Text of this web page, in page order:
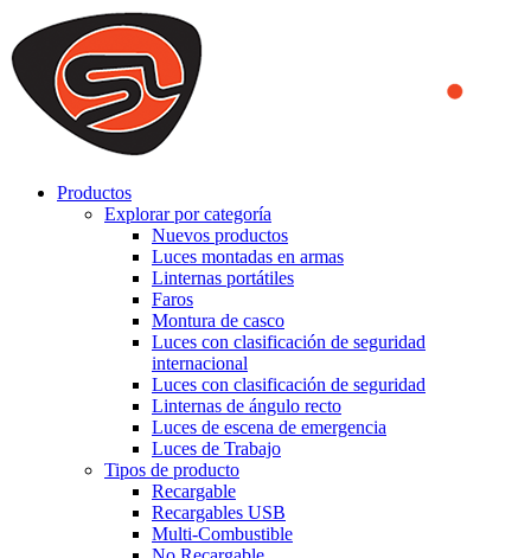
We use cookies to ensure that we provide you the best experience
on our website. By continuing to browse this website, you accept
that cookies are used to help us analyze how the website is used and
to offer you a better experience. To learn more or to find out how
you can disable cookies, you can access our
Productos
Explorar por categoría
Nuevos productos
Luces montadas en armas
Linternas portátiles
Faros
Montura de casco
Luces con clasificación de seguridad
internacional
Luces con clasificación de seguridad
Linternas de ángulo recto
Luces de escena de emergencia
Luces de Trabajo
Tipos de producto
Recargable
Recargables USB
Multi-Combustible